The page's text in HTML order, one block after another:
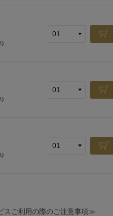
)
)
)
スご利用の際のご注意事項≫